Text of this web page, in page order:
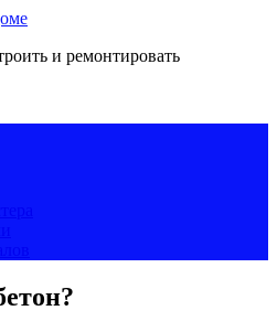
и ремонтировать